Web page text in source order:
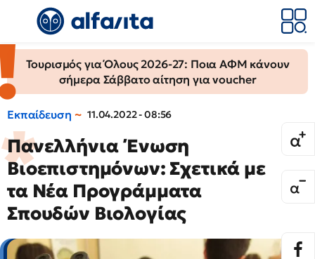
Τουρισμός για Όλους 2026-27: Ποια ΑΦΜ κάνουν
σήμερα Σάββατο αίτηση για voucher
Εκπαίδευση 11.04.2022 - 08:56
Πανελλήνια Ένωση
Βιοεπιστημόνων: Σχετικά με
τα Νέα Προγράμματα
Σπουδών Βιολογίας